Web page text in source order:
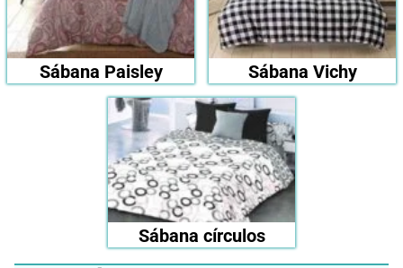
Sábana Paisley Sábana Vichy
Sábana círculos